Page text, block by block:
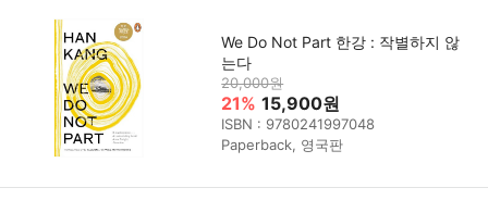
We Do Not Part 한강 : 작별하지 않
는다
20,000원
21% 15,900원
ISBN : 9780241997048
Paperback, 영국판